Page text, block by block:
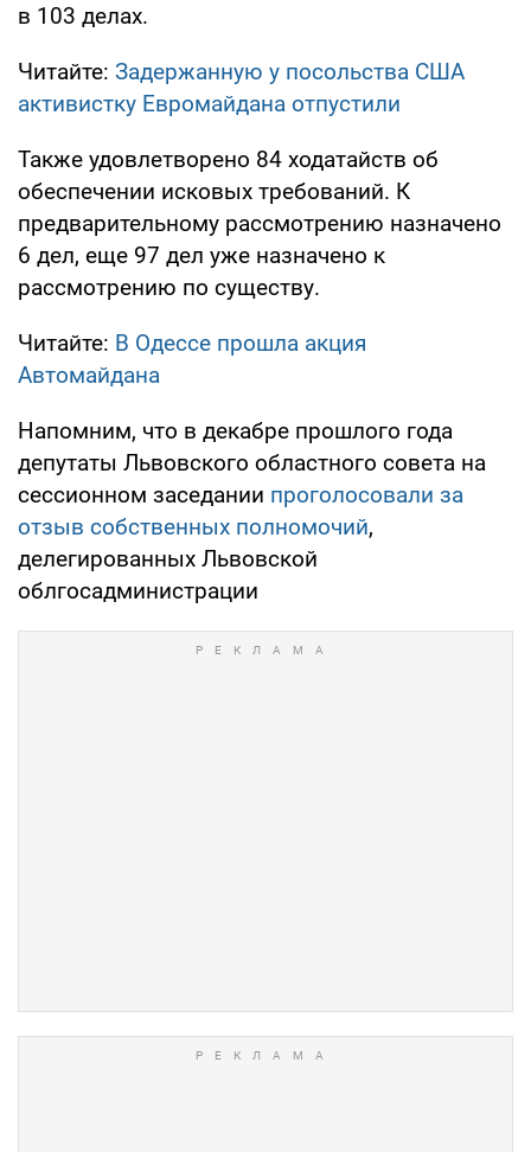
в 103 делах.
Читайте: Задержанную у посольства США
активистку Евромайдана отпустили
Также удовлетворено 84 ходатайств об
обеспечении исковых требований. К
предварительному рассмотрению назначено
6 дел, еще 97 дел уже назначено к
рассмотрению по существу.
Читайте: В Одессе прошла акция
Автомайдана
Напомним, что в декабре прошлого года
депутаты Львовского областного совета на
сессионном заседании проголосовали за
отзыв собственных полномочий,
делегированных Львовской
облгосадминистрации